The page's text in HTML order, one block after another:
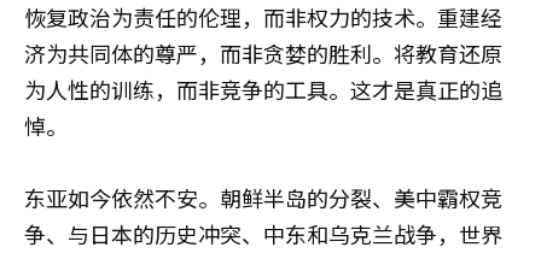
恢复政治为责任的伦理，而非权力的技术。重建经
济为共同体的尊严，而非贪婪的胜利。将教育还原
为人性的训练，而非竞争的工具。这才是真正的追
悼。
东亚如今依然不安。朝鲜半岛的分裂、美中霸权竞
争、与日本的历史冲突、中东和乌克兰战争，世界